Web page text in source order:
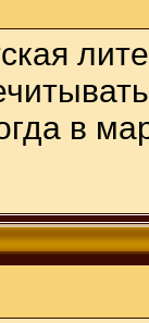
в